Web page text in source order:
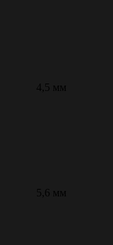
4,5 мм
5,6 мм